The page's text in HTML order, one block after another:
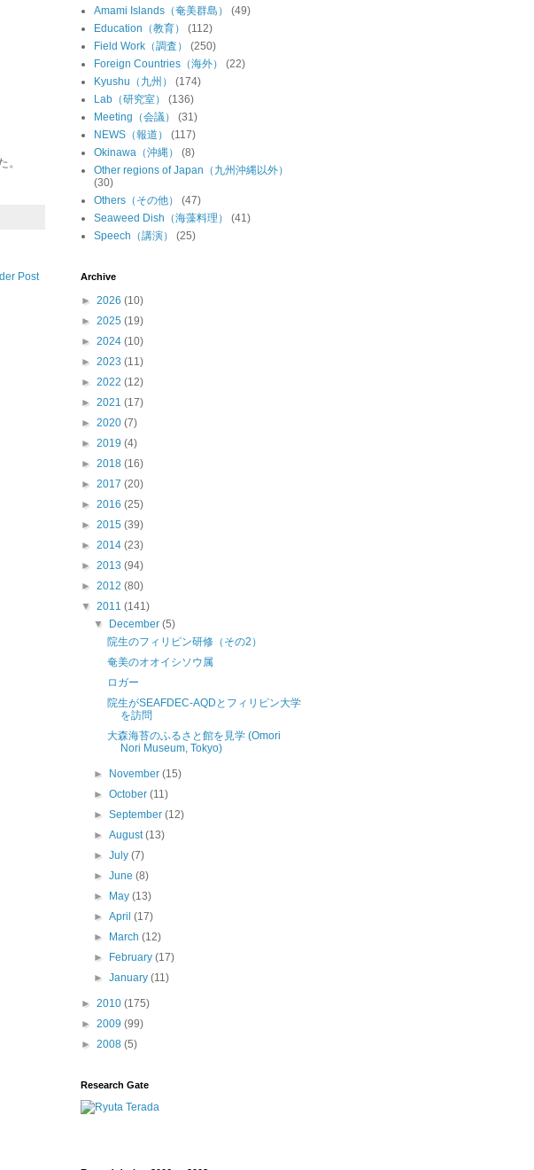
。
Post
Amami Islands（奄美群島）
(49)
Education（教育）
(112)
Field Work（調査）
(250)
Foreign Countries（海外）
(22)
Kyushu（九州）
(174)
Lab（研究室）
(136)
Meeting（会議）
(31)
NEWS（報道）
(117)
Okinawa（沖縄）
(8)
Other regions of Japan（九州沖縄以外）
(30)
Others（その他）
(47)
Seaweed Dish（海藻料理）
(41)
Speech（講演）
(25)
Archive
► 2026 (10)
► 2025 (19)
► 2024 (10)
► 2023 (11)
► 2022 (12)
► 2021 (17)
► 2020 (7)
► 2019 (4)
► 2018 (16)
► 2017 (20)
► 2016 (25)
► 2015 (39)
► 2014 (23)
► 2013 (94)
► 2012 (80)
▼ 2011 (141)
▼
December(5)
院生のフィリピン研修（その2）
奄美のオオイシソウ属
ロガー
院生がSEAFDEC-AQDとフィリピン大学
を訪問
大森海苔のふるさと館を見学 (Omori
Nori Museum, Tokyo)
► November(15)
►October(11)
►September(12)
►August(13)
►July(7)
►June(8)
►
May(13)
►April(17)
►
March(12)
►
February(17)
►January(11)
► 2010 (175)
► 2009 (99)
► 2008 (5)
Research Gate